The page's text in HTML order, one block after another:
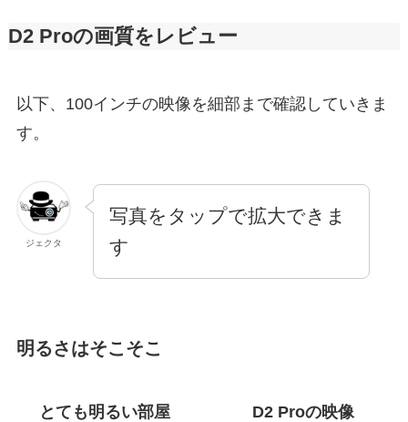
D2 Proの画質をレビュー
以下、100インチの映像を細部まで確認していきま
す。
ジェクタ
写真をタップで拡大できま
す
明るさはそこそこ
とても明るい部屋 D2 Proの映像